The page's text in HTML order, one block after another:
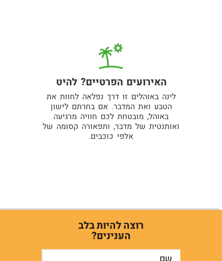
האירועים הפרטיים? להיט
לינה באוהלים זו דרך נפלאה לחוות את
הטבע ואת המדבר. אם בחרתם לישון
באוהל, מובטחת לכם חוויה מרגיעה
ואותנטית של מדבר, ותפאורה קסומה של
אלפי כוכבים.
רוצה להיות בלב
הענינים?